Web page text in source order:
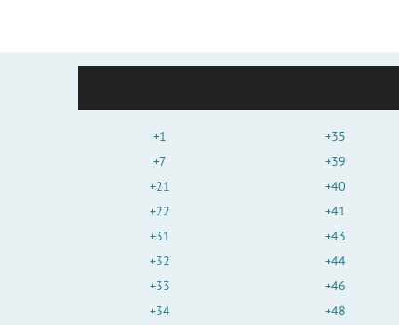
+1
+7
+21
+22
+31
+32
+33
+34
+35
+39
+40
+41
+43
+44
+46
+48